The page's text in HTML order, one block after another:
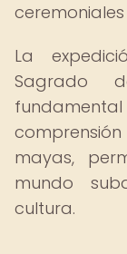
La
Sagrado
mayas,
mundo
cultura.